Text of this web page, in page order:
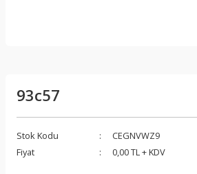
93c57
Stok Kodu
CEGNVWZ9
Fiyat
0,00 TL + KDV